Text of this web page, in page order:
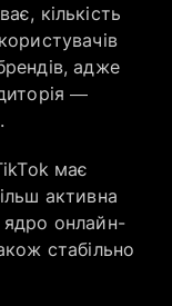
кількість
адже
—
має
активна
онлайн-
стабільно